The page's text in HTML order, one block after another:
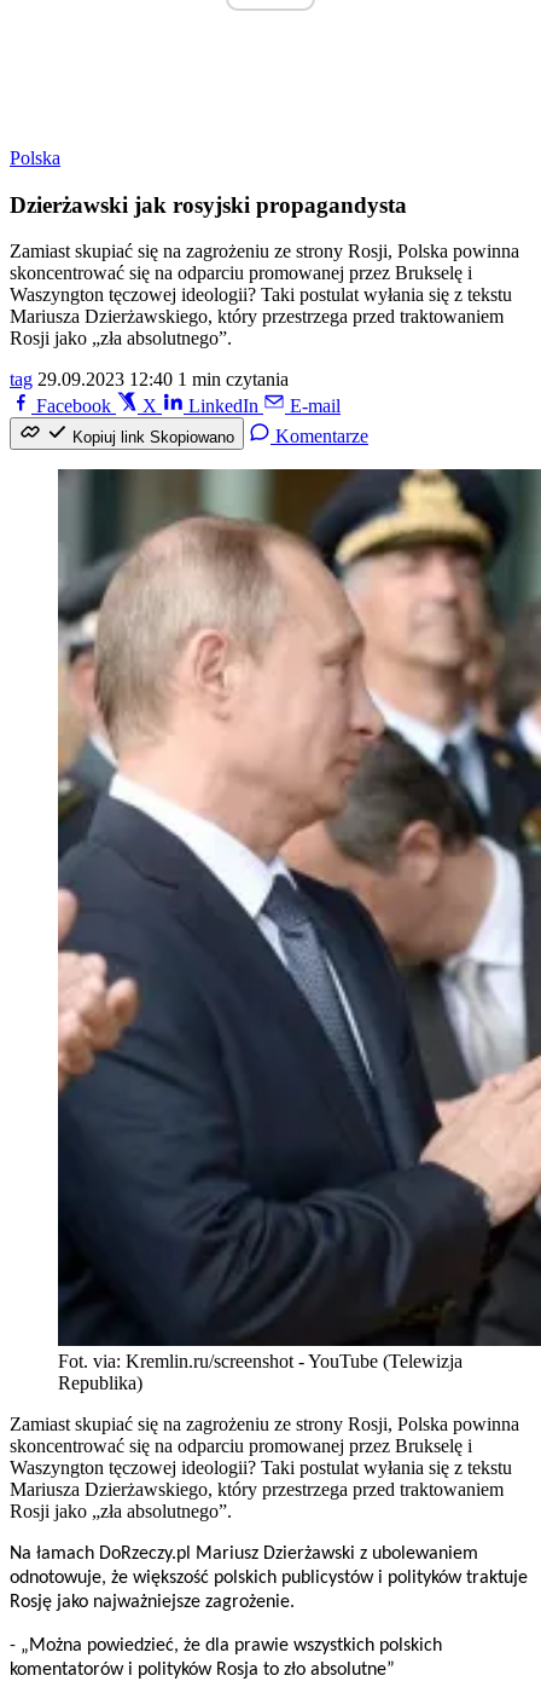
Polska
Dzierżawski jak rosyjski propagandysta
Zamiast skupiać się na zagrożeniu ze strony Rosji, Polska powinna
skoncentrować się na odparciu promowanej przez Brukselę i
Waszyngton tęczowej ideologii? Taki postulat wyłania się z tekstu
Mariusza Dzierżawskiego, który przestrzega przed traktowaniem
Rosji jako „zła absolutnego”.
tag 29.09.2023 12:40 1 min czytania
Facebook
X LinkedIn E-mail
Kopiuj link Skopiowano Komentarze
Fot. via: Kremlin.ru/screenshot - YouTube (Telewizja
Republika)
Zamiast skupiać się na zagrożeniu ze strony Rosji, Polska powinna
skoncentrować się na odparciu promowanej przez Brukselę i
Waszyngton tęczowej ideologii? Taki postulat wyłania się z tekstu
Mariusza Dzierżawskiego, który przestrzega przed traktowaniem
Rosji jako „zła absolutnego”.
Na łamach DoRzeczy.pl Mariusz Dzierżawski z ubolewaniem
odnotowuje, że większość polskich publicystów i polityków traktuje
Rosję jako najważniejsze zagrożenie.
- „Można powiedzieć, że dla prawie wszystkich polskich
komentatorów i polityków Rosja to zło absolutne”